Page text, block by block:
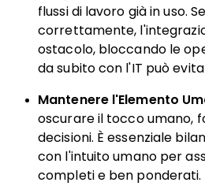
flussi di lavoro già in uso.
correttamente,
ostacolo, bloccando le
da subito con l'IT può
Mantenere l'Elemento
oscurare il tocco umano,
decisioni. È essenziale
con l'intuito umano per
completi e ben ponderati.